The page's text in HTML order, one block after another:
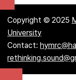
Copyright © 2025
University
Contact: